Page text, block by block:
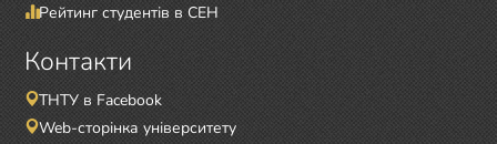
Рейтинг студентів в СЕН
Контакти
ТНТУ в Facebook
Web-сторінка університету